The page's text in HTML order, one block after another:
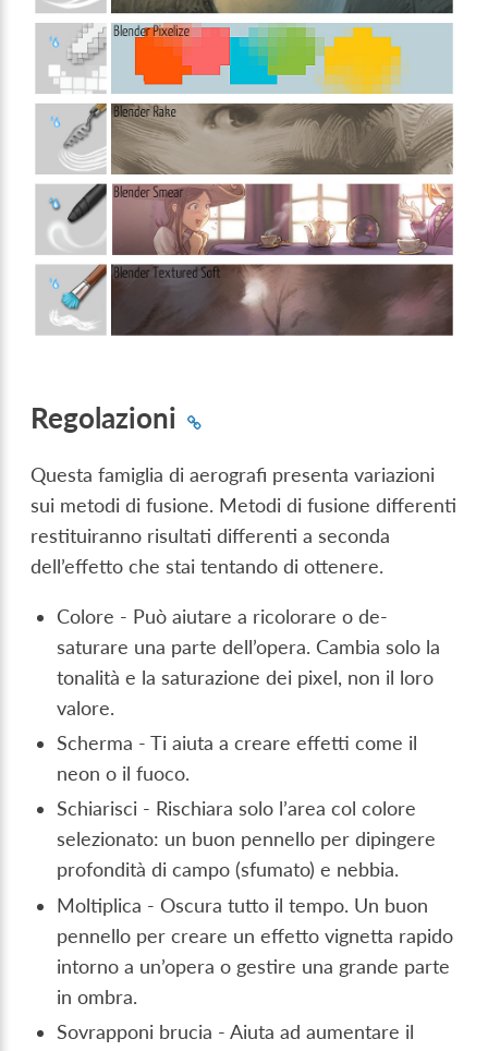
Regolazioni
Questa famiglia di aerografi presenta variazioni
sui metodi di fusione. Metodi di fusione differenti
restituiranno risultati differenti a seconda
dell’effetto che stai tentando di ottenere.
Colore - Può aiutare a ricolorare o de-
saturare una parte dell’opera. Cambia solo la
tonalità e la saturazione dei pixel, non il loro
valore.
Scherma - Ti aiuta a creare effetti come il
neon o il fuoco.
Schiarisci - Rischiara solo l’area col colore
selezionato: un buon pennello per dipingere
profondità di campo (sfumato) e nebbia.
Moltiplica - Oscura tutto il tempo. Un buon
pennello per creare un effetto vignetta rapido
intorno a un’opera o gestire una grande parte
in ombra.
Sovrapponi brucia - Aiuta ad aumentare il